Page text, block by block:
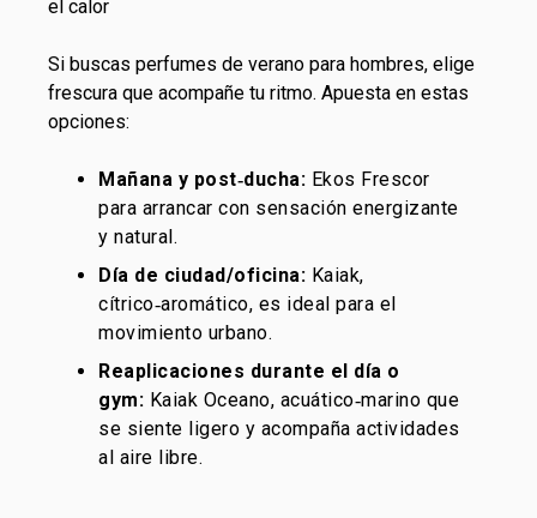
el calor
Si buscas perfumes de verano para hombres, elige
frescura que acompañe tu ritmo. Apuesta en estas
opciones:
Mañana y post‑ducha: Ekos Frescor
para arrancar con sensación energizante
y natural.
Día de ciudad/oficina: Kaiak,
cítrico‑aromático, es ideal para el
movimiento urbano.
Reaplicaciones durante el día o
gym: Kaiak Oceano, acuático‑marino que
se siente ligero y acompaña actividades
al aire libre.